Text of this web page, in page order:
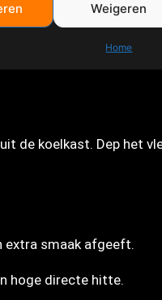
Weigeren
Home
de koelkast. Dep het
smaak afgeeft.
hoge directe hitte.